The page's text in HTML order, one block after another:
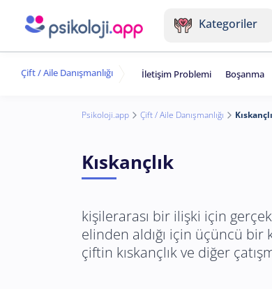
Kategoriler
Çift / Aile Danışmanlığı İletişim Problemi Boşanma
Psikoloji.app Çift / Aile Danışmanlığı
Kıskançlık
kişilerarası bir ilişki için
elinden aldığı için üçüncü bir
çiftin kıskançlık ve diğer